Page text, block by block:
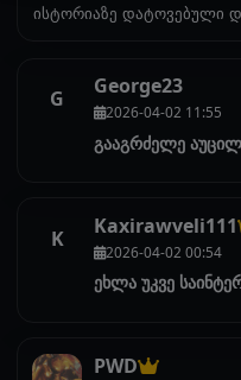
ისტორიაზე დატოვებული
G George23
2026-04-02 11:55
გააგრძელე
K Kaxirawveli111
2026-04-02 00:54
ეხლა უკვე
PWD